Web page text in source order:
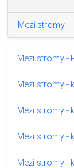
Mezi stromy
Mezi stromy -
Mezi stromy -
Mezi stromy -
Mezi stromy -
Mezi stromy -